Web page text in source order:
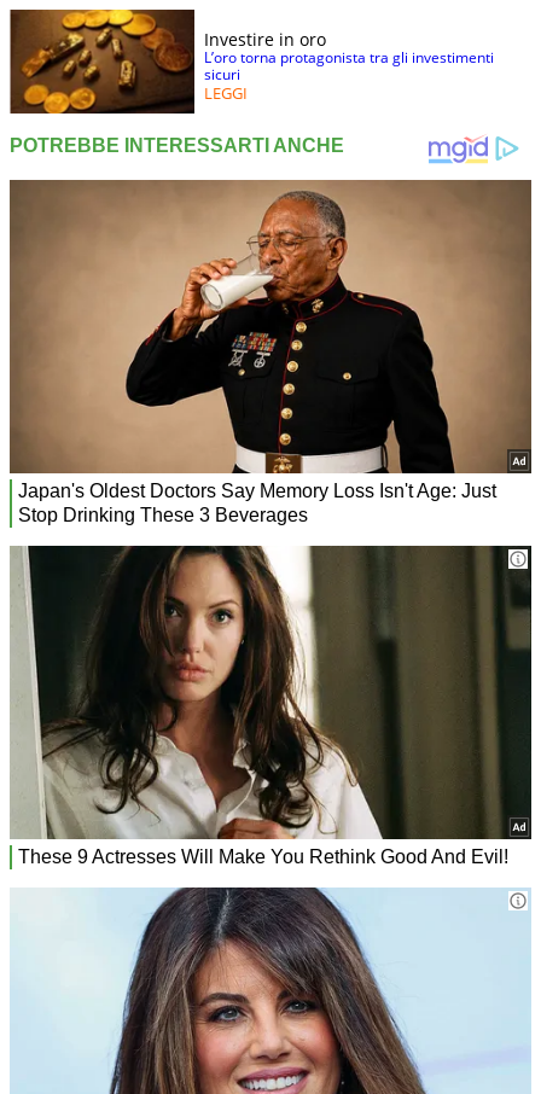
Investire in oro
L’oro torna protagonista tra gli investimenti
sicuri
LEGGI